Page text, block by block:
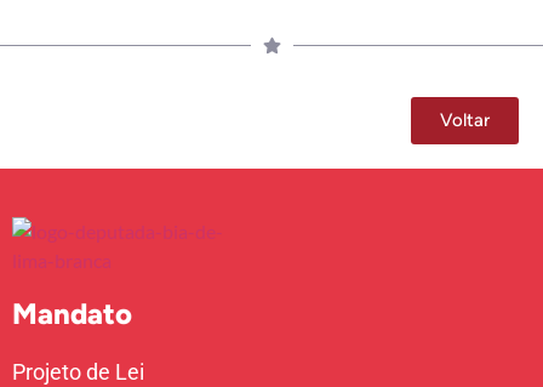
Voltar
Mandato
Projeto de Lei